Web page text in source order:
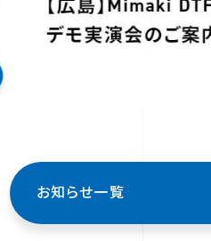
お知らせ一覧